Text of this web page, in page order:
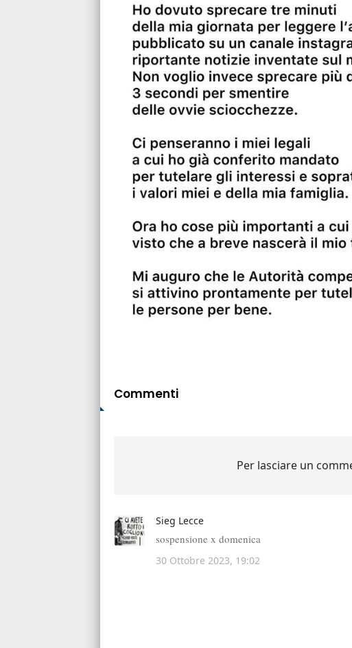
Commenti